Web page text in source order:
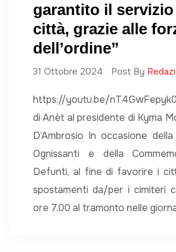
garantito il
città, grazie alle
dell’ordine”
31 Ottobre 2024 Post By
https://youtu.be/
di Anèt al presidente di Kyma
D’Ambrosio In occasione
Ognissanti e della
Defunti, al fine di favorire i
spostamenti da/per i cimiteri
ore 7.00 al tramonto nelle